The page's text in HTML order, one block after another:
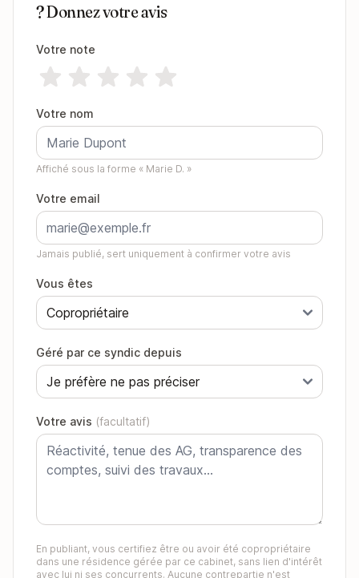
? Donnez votre avis
Votre note
Votre nom
Affiché sous la forme « Marie D. »
Votre email
Jamais publié, sert uniquement à confirmer votre avis
Vous êtes
Géré par ce syndic depuis
Votre avis (facultatif)
En publiant, vous certifiez être ou avoir été copropriétaire
dans une résidence gérée par ce cabinet, sans lien d'intérêt
avec lui ni ses concurrents. Aucune contrepartie n'est